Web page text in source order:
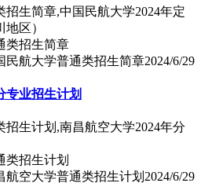
招生简章,中国民航大学2024年定
区）
民航大学普通类招生简章2024/6/29
专业招生计划
招生计划,南昌航空大学2024年分
航空大学普通类招生计划 2024/6/29